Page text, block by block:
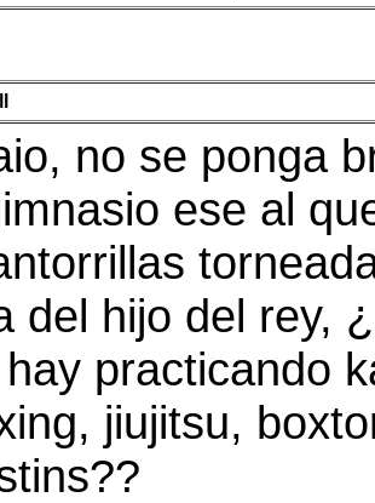
no se ponga
ese al
del hijo del rey,
practicando
jiujitsu,